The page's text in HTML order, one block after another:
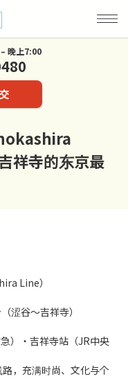
晚上7:00
祥寺的东京最
Line）
涩谷〜吉祥寺）
）・吉祥寺站（JR中央
，充满时尚、文化与个